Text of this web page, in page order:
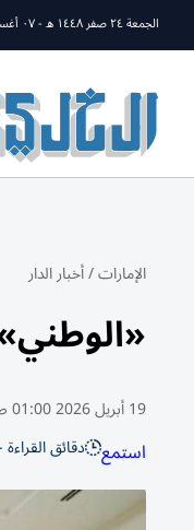
الجمعة ٢٤ صفر ١٤٤٨ ه - ٠٧ أغسطس ٢٠٢٦
الإمارات/أخبار الدار
19 أبريل 2026 01:00 صباحًا
استمع دقائق القراءة -